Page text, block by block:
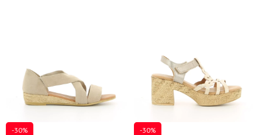
-30% -30%